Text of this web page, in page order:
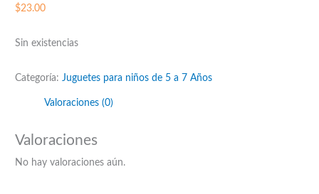
$23.00
Sin existencias
Categoría:Juguetes para niños de 5 a 7 Años
Valoraciones (0)
Valoraciones
No hay valoraciones aún.